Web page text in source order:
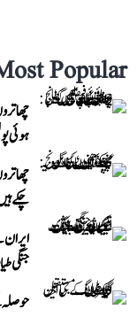
Popular
ہوئی
چکے
جنگی